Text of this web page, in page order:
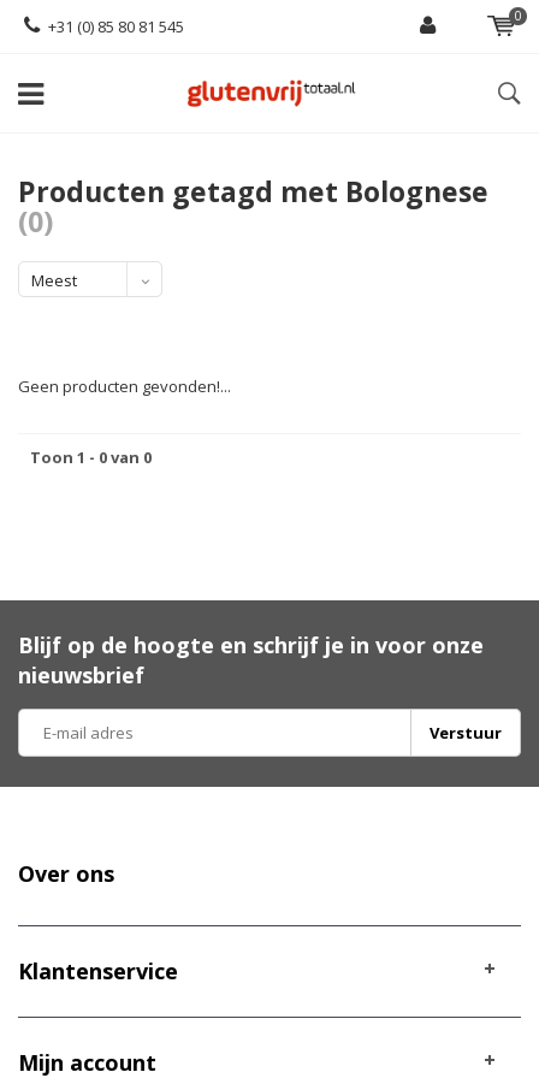
+31 (0) 85 80 81 545 0
Producten getagd met Bolognese
(0)
Meest
Geen producten gevonden!...
Toon 1 - 0 van 0
Blijf op de hoogte en schrijf je in voor onze
nieuwsbrief
Verstuur
Over ons
Klantenservice
Mijn account